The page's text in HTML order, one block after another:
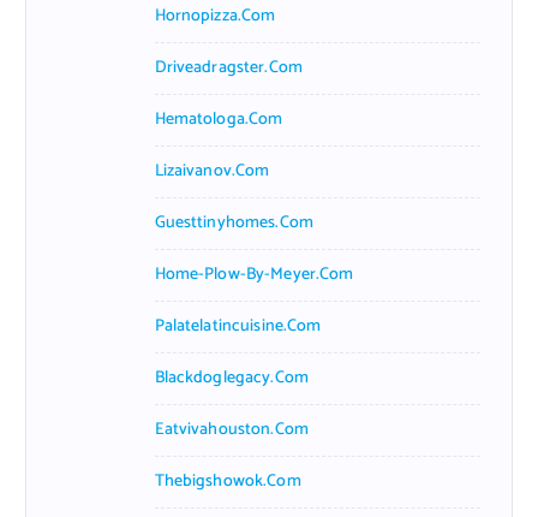
Hornopizza.com
Driveadragster.com
Hematologa.com
Lizaivanov.com
Guesttinyhomes.com
Home-Plow-By-Meyer.com
Palatelatincuisine.com
Blackdoglegacy.com
Eatvivahouston.com
Thebigshowok.com